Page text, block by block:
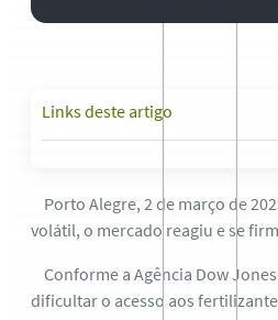
Links deste artigo
Porto Alegre, 2 de março de
volátil, o mercado reagiu e se
Conforme a Agência Dow
dificultar o acesso aos